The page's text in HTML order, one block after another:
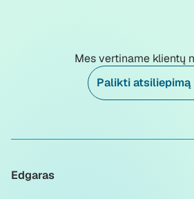
Mes vertiname klientų
Palikti atsiliepimą
Edgaras